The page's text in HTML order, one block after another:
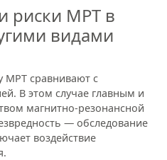
риски МРТ в
видами
МРТ сравнивают с
В этом случае главным и
магнитно-резонансной
— обследование
воздействие